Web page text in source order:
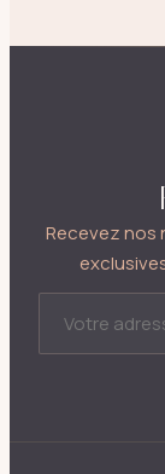
Recevez nos